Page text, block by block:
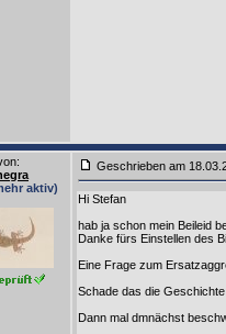
:
aktiv)
Geschrieben am
Hi Stefan
hab ja schon mein Beileid
Danke fürs Einstellen des
Eine Frage zum
Schade das die
Dann mal dmnächst